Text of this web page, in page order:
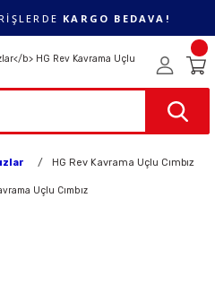
KARGO BEDAVA!
HG Rev Kavrama Uçlu Cımbız